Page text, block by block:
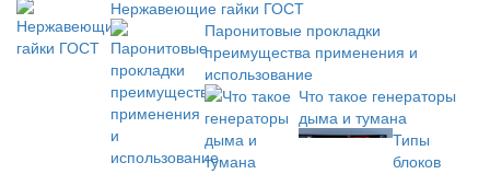
Нержавеющие гайки ГОСТ
Паронитовые прокладки
преимущества применения и
использование
Что такое генераторы
дыма и тумана
Типы
блоков